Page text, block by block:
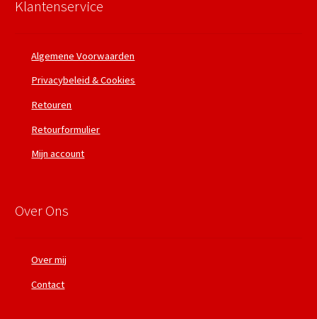
Klantenservice
Algemene Voorwaarden
Privacybeleid & Cookies
Retouren
Retourformulier
Mijn account
Over Ons
Over mij
Contact